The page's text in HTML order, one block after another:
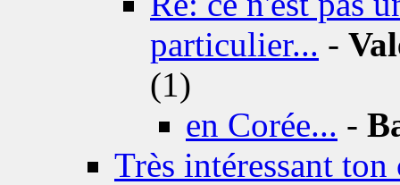
particulier... -
(1)
en Corée... -
Très intéressant